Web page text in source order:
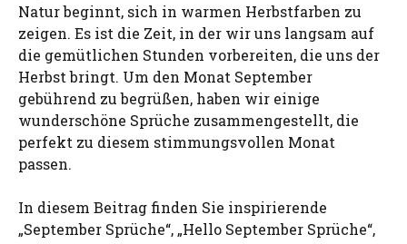
Natur beginnt, sich in warmen Herbstfarben zu
zeigen. Es ist die Zeit, in der wir uns langsam auf
die gemütlichen Stunden vorbereiten, die uns der
Herbst bringt. Um den Monat September
gebührend zu begrüßen, haben wir einige
wunderschöne Sprüche zusammengestellt, die
perfekt zu diesem stimmungsvollen Monat
passen.
In diesem Beitrag finden Sie inspirierende
„September Sprüche“, „Hello September Sprüche“,